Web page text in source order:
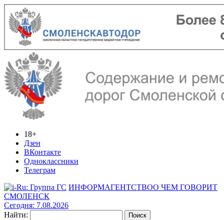
18+
Дзен
ВКонтакте
Одноклассники
Телеграм
ИНФОРМАГЕНТСТВОО ЧЕМ ГОВОРИТ
СМОЛЕНСК
Сегодня: 7.08.2026
Найти: